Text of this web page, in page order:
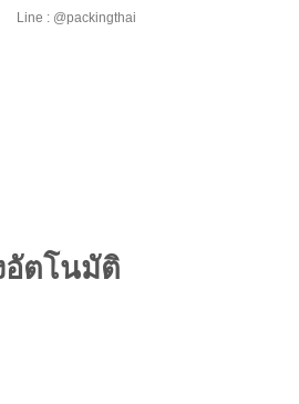
Line : @packingthai
อัตโนมัติ